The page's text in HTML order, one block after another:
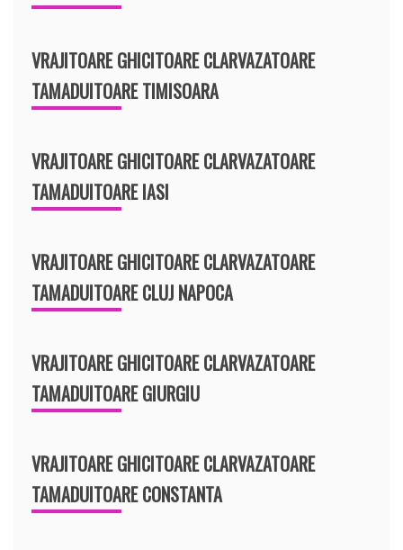
VRAJITOARE GHICITOARE CLARVAZATOARE
TAMADUITOARE TIMISOARA
VRAJITOARE GHICITOARE CLARVAZATOARE
TAMADUITOARE IASI
VRAJITOARE GHICITOARE CLARVAZATOARE
TAMADUITOARE CLUJ NAPOCA
VRAJITOARE GHICITOARE CLARVAZATOARE
TAMADUITOARE GIURGIU
VRAJITOARE GHICITOARE CLARVAZATOARE
TAMADUITOARE CONSTANTA